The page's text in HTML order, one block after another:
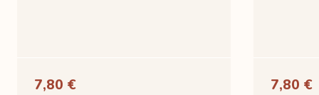
7,80 € 7,80 €